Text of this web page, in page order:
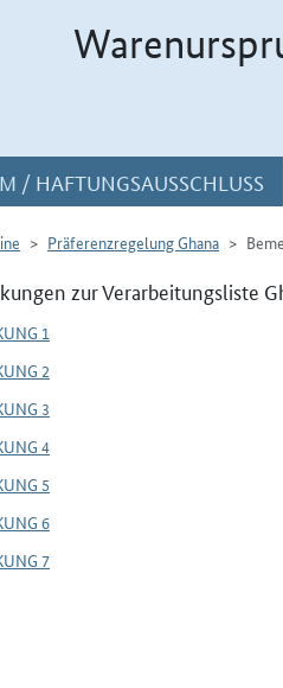
/ HAFTUNGSAUSSCHLUSS
Präferenzregelung Ghana
zur Verarbeitungsliste
1
2
3
4
5
6
7